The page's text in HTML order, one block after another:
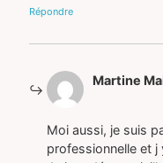
Répondre
Martine
Moi aussi, je suis
professionnelle et j